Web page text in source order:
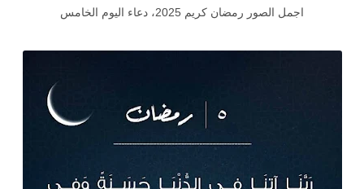
اجمل الصور رمضان كريم 2025، دعاء اليوم الخامس